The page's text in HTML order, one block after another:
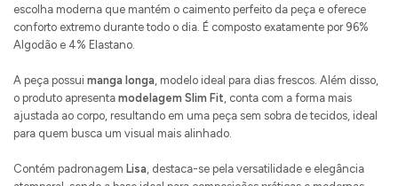
escolha moderna que mantém o caimento perfeito da peça e oferece
conforto extremo durante todo o dia. É composto exatamente por 96%
Algodão e 4% Elastano.
A peça possui manga longa, modelo ideal para dias frescos. Além disso,
o produto apresenta modelagem Slim Fit, conta com a forma mais
ajustada ao corpo, resultando em uma peça sem sobra de tecidos, ideal
para quem busca um visual mais alinhado.
Contém padronagem Lisa, destaca-se pela versatilidade e elegância